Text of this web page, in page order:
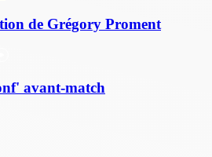
de Grégory Proment
avant-match